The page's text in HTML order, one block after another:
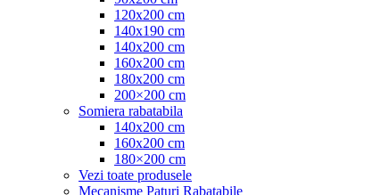
120x200 cm
140x190 cm
140x200 cm
160x200 cm
180x200 cm
200×200 cm
Somiera rabatabila
140x200 cm
160x200 cm
180×200 cm
Vezi toate produsele
Mecanisme Paturi Rabatabile